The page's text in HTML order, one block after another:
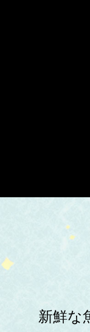
新鮮な